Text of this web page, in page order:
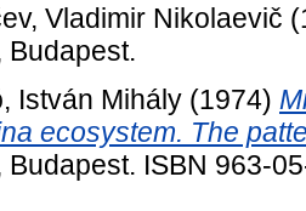
Vladimir Nikolaevič
Budapest.
István Mihály (1974)
ecosystem. The
Budapest. ISBN 963-